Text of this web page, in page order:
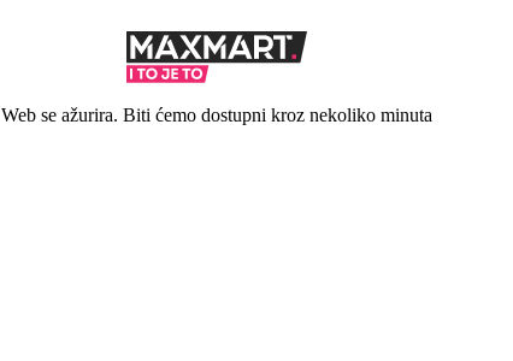
Web se ažurira. Biti ćemo dostupni kroz nekoliko minuta